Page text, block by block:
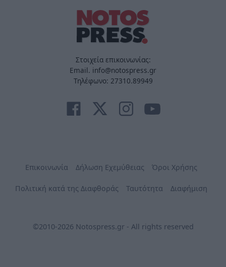
Στοιχεία επικοινωνίας:
Email. info@notospress.gr
Τηλέφωνο: 27310.89949
Επικοινωνία Δήλωση Εχεμύθειας Όροι Χρήσης
Πολιτική κατά της Διαφθοράς Ταυτότητα Διαφήμιση
©2010-2026 Notospress.gr - All rights reserved